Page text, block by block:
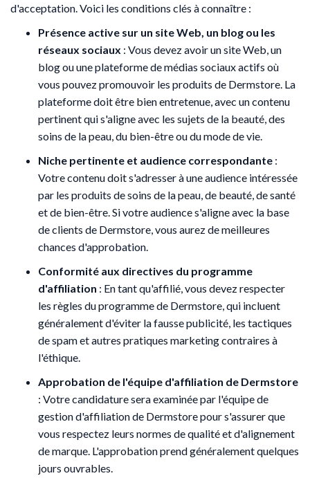
d'acceptation. Voici les conditions clés à connaître :
Présence active sur un site Web, un blog ou les
réseaux sociaux : Vous devez avoir un site Web, un
blog ou une plateforme de médias sociaux actifs où
vous pouvez promouvoir les produits de Dermstore. La
plateforme doit être bien entretenue, avec un contenu
pertinent qui s'aligne avec les sujets de la beauté, des
soins de la peau, du bien-être ou du mode de vie.
Niche pertinente et audience correspondante :
Votre contenu doit s'adresser à une audience intéressée
par les produits de soins de la peau, de beauté, de santé
et de bien-être. Si votre audience s'aligne avec la base
de clients de Dermstore, vous aurez de meilleures
chances d'approbation.
Conformité aux directives du programme
d'affiliation : En tant qu'affilié, vous devez respecter
les règles du programme de Dermstore, qui incluent
généralement d'éviter la fausse publicité, les tactiques
de spam et autres pratiques marketing contraires à
l'éthique.
Approbation de l'équipe d'affiliation de Dermstore
: Votre candidature sera examinée par l'équipe de
gestion d'affiliation de Dermstore pour s'assurer que
vous respectez leurs normes de qualité et d'alignement
de marque. L'approbation prend généralement quelques
jours ouvrables.